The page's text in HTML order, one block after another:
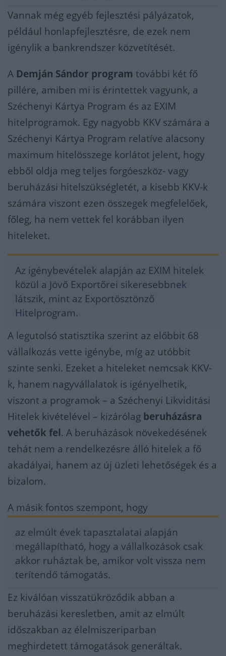
Vannak még egyéb fejlesztési pályázatok,
például honlapfejlesztésre, de ezek nem
igénylik a bankrendszer közvetítését.
A Demján Sándor program további két fő
pillére, amiben mi is érintettek vagyunk, a
Széchenyi Kártya Program és az EXIM
hitelprogramok. Egy nagyobb KKV számára a
Széchenyi Kártya Program relatíve alacsony
maximum hitelösszege korlátot jelent, hogy
ebből oldja meg teljes forgóeszköz- vagy
beruházási hitelszükségletét, a kisebb KKV-k
számára viszont ezen összegek megfelelőek,
főleg, ha nem vettek fel korábban ilyen
hiteleket.
Az igénybevételek alapján az EXIM hitelek
közül a Jövő Exportőrei sikeresebbnek
látszik, mint az Exportösztönző
Hitelprogram.
A legutolsó statisztika szerint az előbbit 68
vállalkozás vette igénybe, míg az utóbbit
szinte senki. Ezeket a hiteleket nemcsak KKV-
k, hanem nagyvállalatok is igényelhetik,
viszont a programok – a Széchenyi Likviditási
Hitelek kivételével – kizárólag beruházásra
vehetők fel. A beruházások növekedésének
tehát nem a rendelkezésre álló hitelek a fő
akadályai, hanem az új üzleti lehetőségek és a
bizalom.
A másik fontos szempont, hogy
az elmúlt évek tapasztalatai alapján
megállapítható, hogy a vállalkozások csak
akkor ruháztak be, amikor volt vissza nem
terítendő támogatás.
Ez kiválóan visszatükröződik abban a
beruházási keresletben, amit az elmúlt
időszakban az élelmiszeriparban
meghirdetett támogatások generáltak.